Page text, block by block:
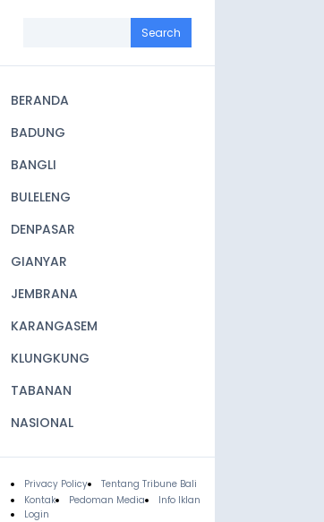
navigation
BERANDA
BADUNG
BANGLI
BULELENG
DENPASAR
GIANYAR
JEMBRANA
KARANGASEM
KLUNGKUNG
TABANAN
NASIONAL
Footer
Privacy Policy
Tentang Tribune Bali
Kontak
Pedoman Media
Info Iklan
Login